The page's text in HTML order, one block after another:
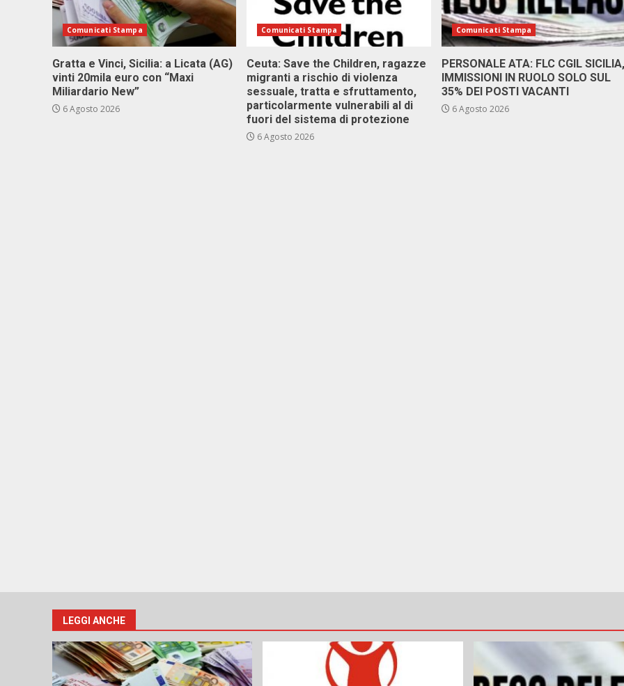
Comunicati Stampa
Gratta e Vinci, Sicilia: a Licata (AG)
vinti 20mila euro con “Maxi
Miliardario New”
6 Agosto 2026
Comunicati Stampa
Ceuta: Save the Children, ragazze
migranti a rischio di violenza
sessuale, tratta e sfruttamento,
particolarmente vulnerabili al di
fuori del sistema di protezione
6 Agosto 2026
Comunicati Stampa
PERSONALE ATA: FLC CGIL SICILIA,
IMMISSIONI IN RUOLO SOLO SUL
35% DEI POSTI VACANTI
6 Agosto 2026
LEGGI ANCHE